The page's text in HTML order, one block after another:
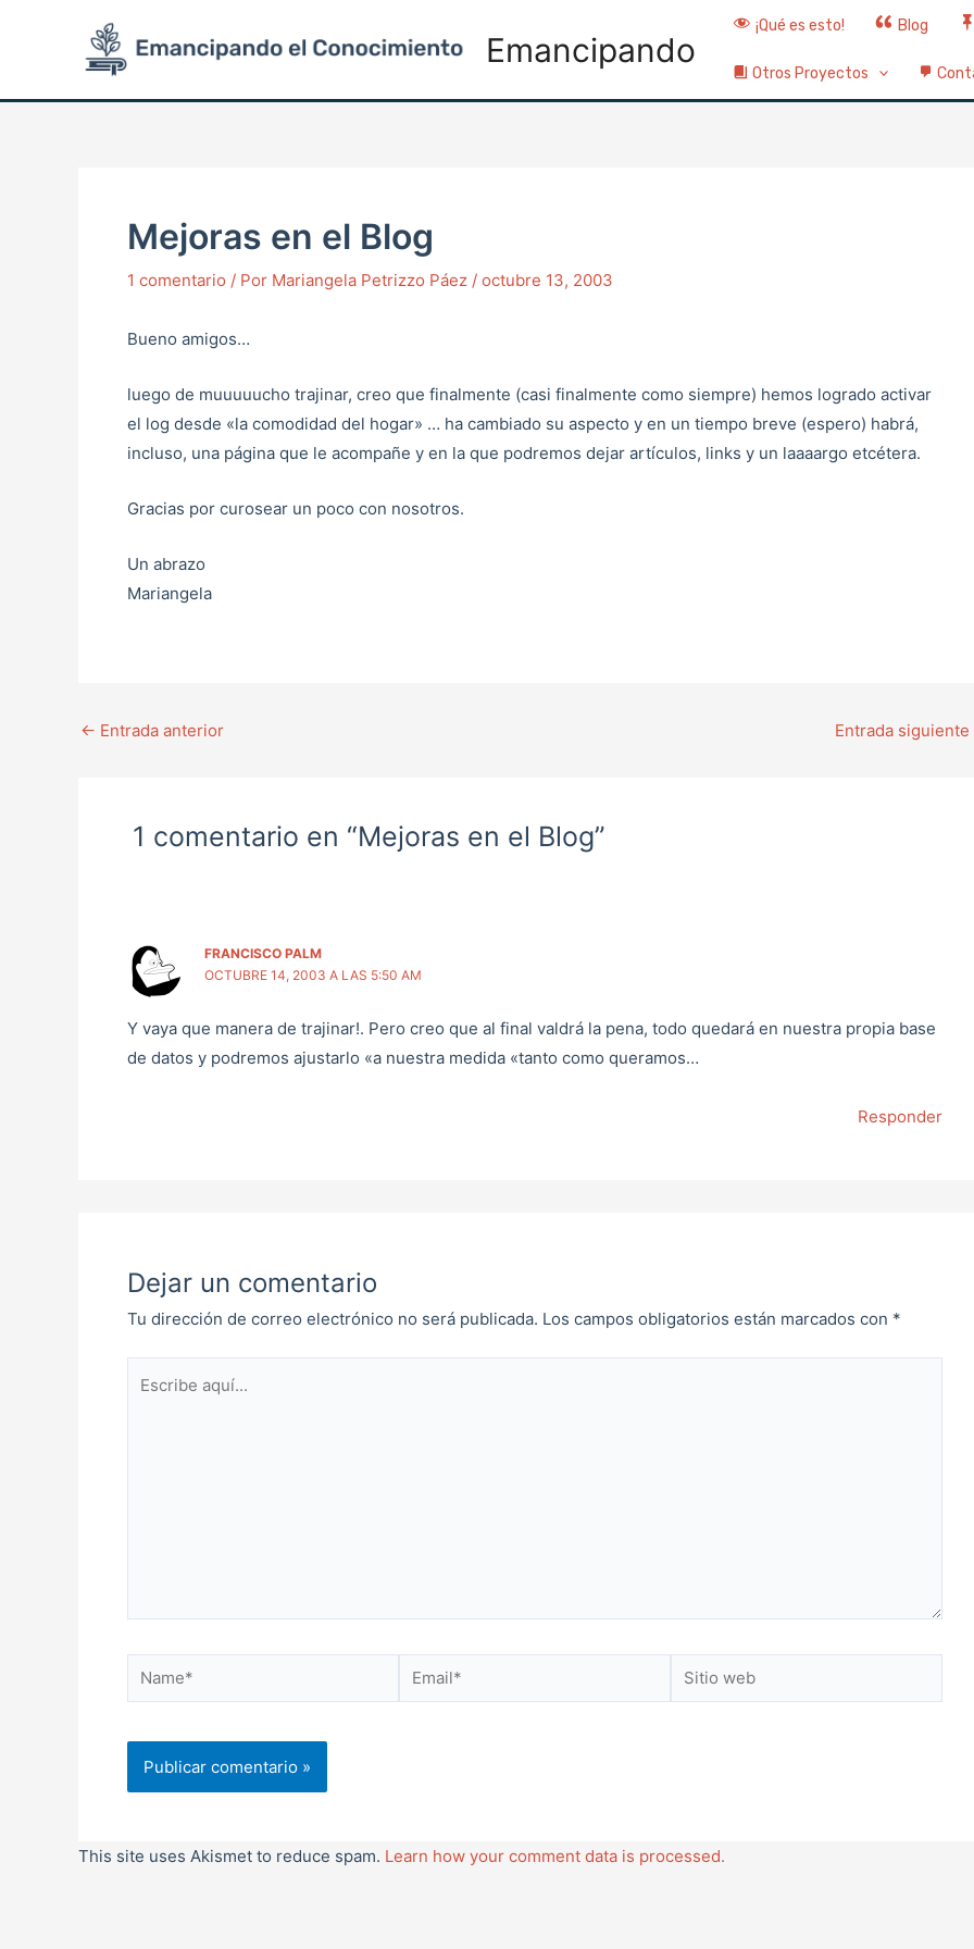
Emancipando
¡Qué es esto! Blog
Otros Proyectos
Mejoras en el Blog
1 comentario / Por Mariangela Petrizzo Páez / octubre 13, 2003
Bueno amigos…
luego de muuuuucho trajinar, creo que finalmente (casi finalmente como siempre) hemos logrado activar
el log desde «la comodidad del hogar» … ha cambiado su aspecto y en un tiempo breve (espero) habrá,
incluso, una página que le acompañe y en la que podremos dejar artículos, links y un laaaargo etcétera.
Gracias por curosear un poco con nosotros.
Un abrazo
Mariangela
navigation
← Entrada anterior Entrada siguiente
1 comentario en “Mejoras en el Blog”
FRANCISCO PALM
OCTUBRE 14, 2003 A LAS 5:50 AM
Y vaya que manera de trajinar!. Pero creo que al final valdrá la pena, todo quedará en nuestra propia base
de datos y podremos ajustarlo «a nuestra medida «tanto como queramos…
Responder
Dejar un comentario
Tu dirección de correo electrónico no será publicada. Los campos obligatorios están marcados con *
Name* Email*
Sitio
web
This site uses Akismet to reduce spam. Learn how your comment data is processed.